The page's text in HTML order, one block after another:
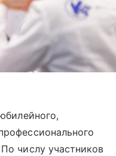
числу участников